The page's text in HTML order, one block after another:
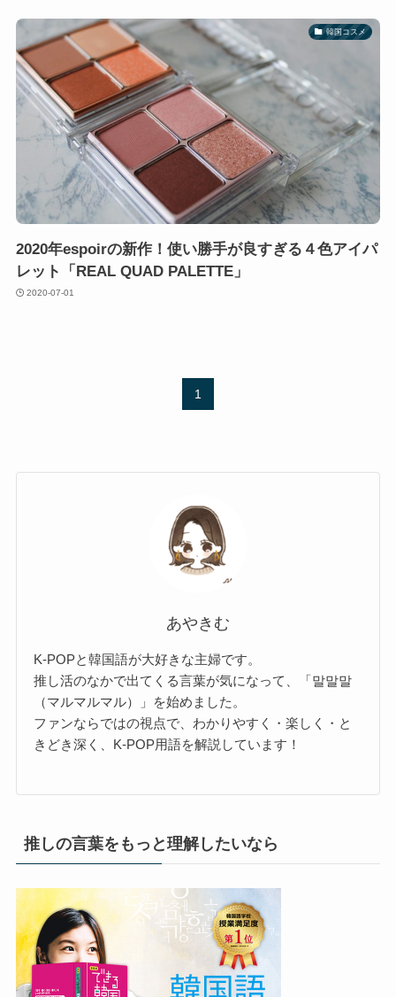
韓国コスメ
2020年espoirの新作！使い勝手が良すぎる４色アイパ
レット「REAL QUAD PALETTE」
2020-07-01
1
あやきむ
K-POPと韓国語が大好きな主婦です。
推し活のなかで出てくる言葉が気になって、「말말말
（マルマルマル）」を始めました。
ファンならではの視点で、わかりやすく・楽しく・と
きどき深く、K-POP用語を解説しています！
推しの言葉をもっと理解したいなら